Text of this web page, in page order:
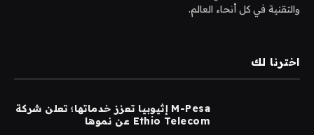
والتقنية في كل أنحاء العالم.
اخترنا لك
M-Pesa إثيوبيا تعزز خدماتها؛ تعلن شركة
Ethio Telecom عن نموها